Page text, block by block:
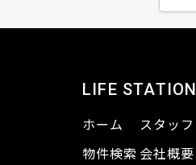
LIFE STATION
ホーム
物件検索
スタッフ
会社概要